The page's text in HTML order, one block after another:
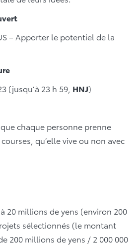
– Apporter le potentiel de la
(jusqu’à 23 h 59, HNJ)
chaque personne prenne
qu’elle vive ou non avec
20 millions de yens (environ 200
sélectionnés (le montant
200 millions de yens / 2 000 000